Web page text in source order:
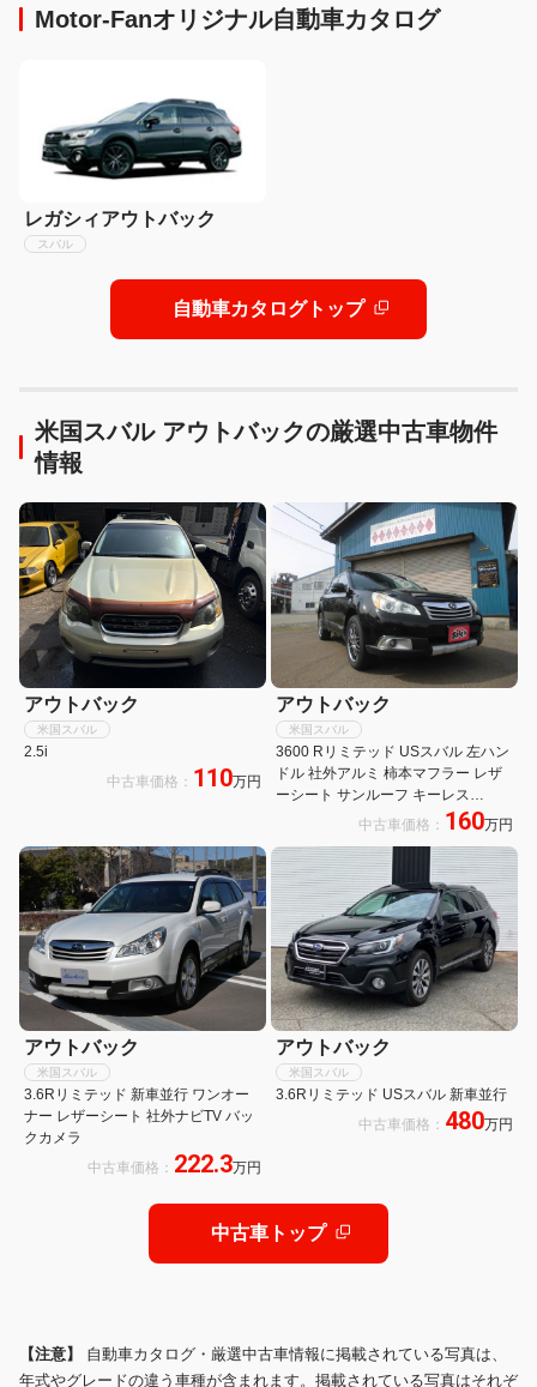
Motor-Fanオリジナル自動車カタログ
レガシィアウトバック
スバル
自動車カタログトップ
米国スバル アウトバックの厳選中古車物件
情報
アウトバック
米国スバル
2.5i
中古車価格： 110万円
アウトバック
米国スバル
3600 Rリミテッド USスバル 左ハン
ドル 社外アルミ 柿本マフラー レザ
ーシート サンルーフ キーレス
USDM車検2年付き中古車価格： 160万円
アウトバック
米国スバル
3.6Rリミテッド 新車並行 ワンオー
ナー レザーシート 社外ナビTV バッ
クカメラ
中古車価格： 222.3万円
アウトバック
米国スバル
3.6Rリミテッド USスバル 新車並行
中古車価格： 480万円
中古車トップ
【注意】 自動車カタログ・厳選中古車情報に掲載されている写真は、
年式やグレードの違う車種が含まれます。掲載されている写真はそれぞ